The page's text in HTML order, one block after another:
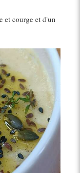
et courge et d'un